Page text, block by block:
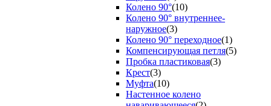
Колено 90°(10)
Колено 90° внутреннее-
наружное(3)
Колено 90° переходное(1)
Компенсирующая петля(5)
Пробка пластиковая(3)
Крест(3)
Муфта(10)
Настенное колено